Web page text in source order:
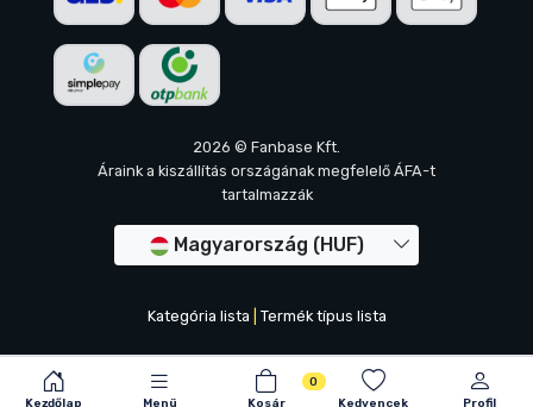
Kezdőlap Menü Kosár
0
Kedvencek
Profil
2026 © Fanbase Kft.
Áraink a kiszállítás országának megfelelő ÁFA-t
tartalmazzák
Magyarország (HUF)
Kategória lista Termék típus lista